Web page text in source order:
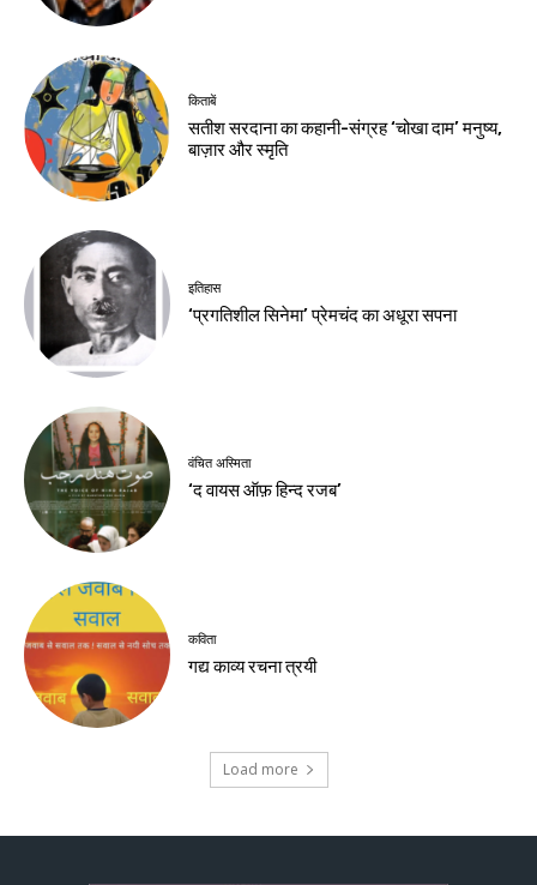
किताबें
सतीश सरदाना का कहानी-संग्रह ‘चोखा दाम’ मनुष्य,
बाज़ार और स्मृति
इतिहास
‘प्रगतिशील सिनेमा’ प्रेमचंद का अधूरा सपना
वंचित अस्मिता
‘द वायस ऑफ़ हिन्द रजब’
कविता
गद्य काव्य रचना त्रयी
Load more